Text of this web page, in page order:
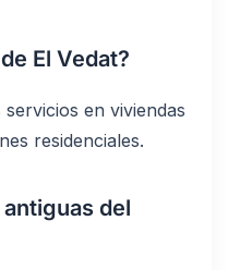
El Vedat?
en viviendas
residenciales.
del